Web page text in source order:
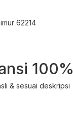
62214
100%
& sesuai deskripsi